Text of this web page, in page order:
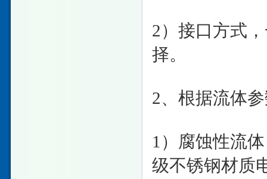
2）接口方式
择。
2、根据流体
1）腐蚀性流
级不锈钢材质